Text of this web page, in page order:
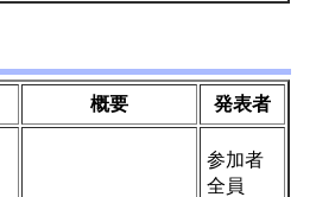
概要 発表者
参加者
全員